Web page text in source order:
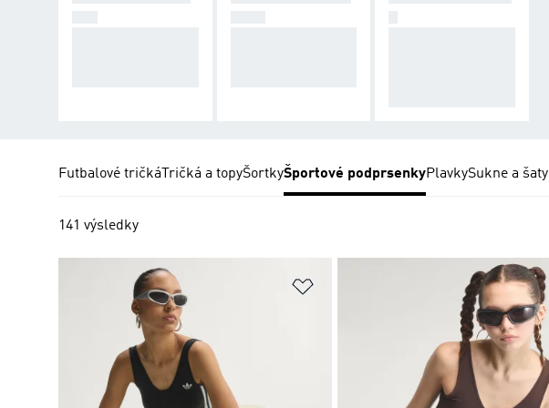
Futbalové tričkáTričká a topyŠortkyŠportové podprsenkyPlavkySukne a šaty
141 výsledky
Pridať do zoznamu želaných položiek